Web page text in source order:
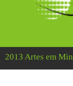
2013 Artes em